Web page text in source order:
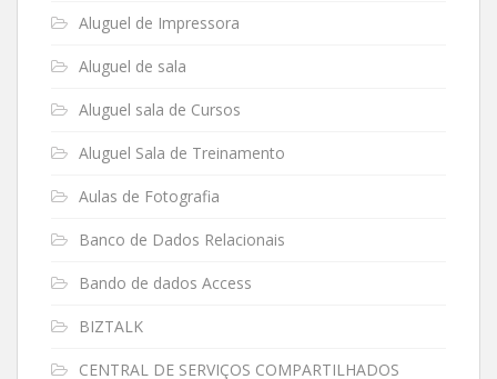
Aluguel de Impressora
Aluguel de sala
Aluguel sala de Cursos
Aluguel Sala de Treinamento
Aulas de Fotografia
Banco de Dados Relacionais
Bando de dados Access
BIZTALK
CENTRAL DE SERVIÇOS COMPARTILHADOS